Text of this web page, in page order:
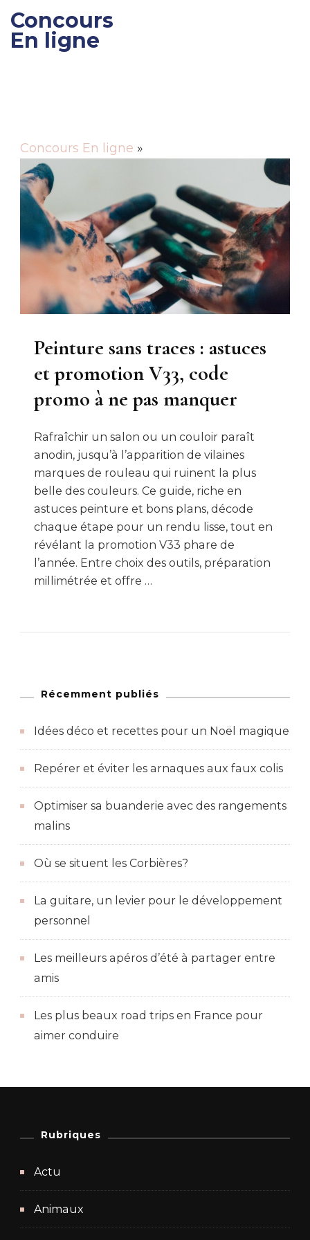
Concours
En ligne
Concours En ligne »
Peinture sans traces : astuces
et promotion V33, code
promo à ne pas manquer
Rafraîchir un salon ou un couloir paraît
anodin, jusqu’à l’apparition de vilaines
marques de rouleau qui ruinent la plus
belle des couleurs. Ce guide, riche en
astuces peinture et bons plans, décode
chaque étape pour un rendu lisse, tout en
révélant la promotion V33 phare de
l’année. Entre choix des outils, préparation
millimétrée et offre …
Récemment publiés
Idées déco et recettes pour un Noël magique
Repérer et éviter les arnaques aux faux colis
Optimiser sa buanderie avec des rangements
malins
Où se situent les Corbières?
La guitare, un levier pour le développement
personnel
Les meilleurs apéros d’été à partager entre
amis
Les plus beaux road trips en France pour
aimer conduire
Rubriques
Actu
Animaux